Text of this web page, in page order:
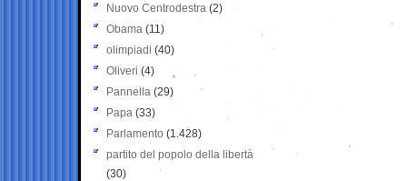
Nuovo Centrodestra (2)
Obama (11)
olimpiadi (40)
Oliveri (4)
Pannella (29)
Papa (33)
Parlamento (1.428)
partito del popolo della libertà
(30)